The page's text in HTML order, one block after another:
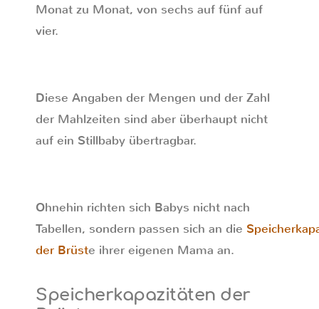
Monat zu Monat, von sechs auf fünf auf
vier.
Diese Angaben der Mengen und der Zahl
der Mahlzeiten sind aber überhaupt nicht
auf ein Stillbaby übertragbar.
Ohnehin richten sich Babys nicht nach
Tabellen, sondern passen sich an die
der Brüste ihrer eigenen Mama an.
Speicherkapazitäten der